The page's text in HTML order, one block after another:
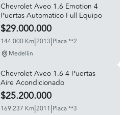
Chevrolet Aveo 1.6 Emotion 4
Puertas Automatico Full Equipo
$29.000.000
144.000 Km|2013|Placa **2
Medellin
Chevrolet Aveo 1.6 4 Puertas
Aire Acondicionado
$25.200.000
169.237 Km|2011|Placa **3